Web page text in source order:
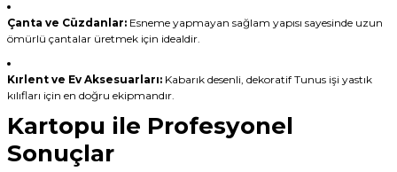
Çanta ve Cüzdanlar:Esneme yapmayan sağlam yapısı sayesinde uzun
ömürlü çantalar üretmek için idealdir.
Kırlent ve Ev Aksesuarları:Kabarık desenli, dekoratif Tunus işi yastık
kılıfları için en doğru ekipmandır.
Kartopu ile Profesyonel
Sonuçlar